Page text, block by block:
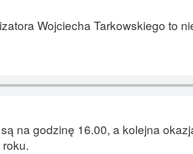
Wojciecha Tarkowskiego to
na godzinę 16.00, a kolejna